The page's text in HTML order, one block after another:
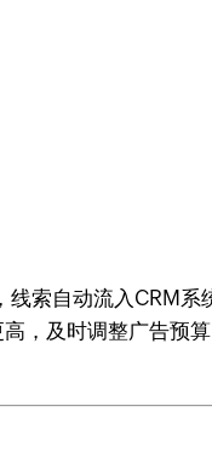
索自动流入CRM系
，及时调整广告预